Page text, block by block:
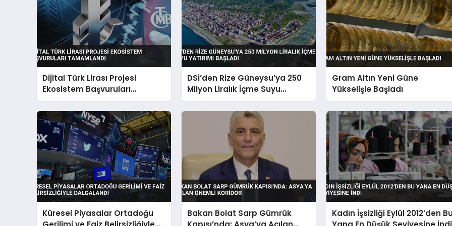
Dijital Türk Lirası Projesi
Ekosistem Başvuruları
Tamamlandı
DSİ’den Rize Güneysu’ya 250
Milyon Liralık İçme Suyu
Yatırımı Başladı
Gram Altın Yeni Güne
Yükselişle Başladı
Küresel Piyasalar Ortadoğu
Bakan Bolat Sarp Gümrük
Kadın İşsizliği Eylül 2012’den